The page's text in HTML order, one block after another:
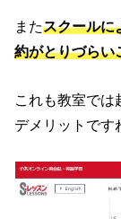
またスクールに
約がとりづらい
これも教室では
デメリットです